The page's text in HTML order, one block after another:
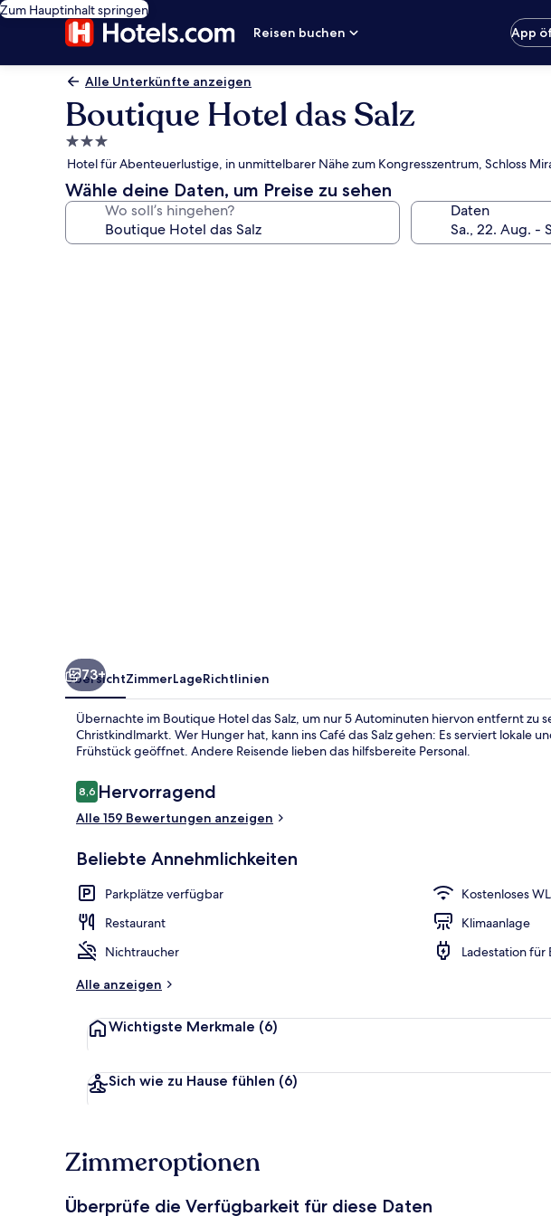
Zum Hauptinhalt springen
Reisen buchen
App
Alle Unterkünfte anzeigen
Boutique Hotel das Salz
3.0-
Sterne-
Unterkunft
Hotel für Abenteuerlustige, in unmittelbarer Nähe zum Kongresszentrum, Schloss
Wähle deine Daten, um Preise zu sehen
Wo soll’s hingehen? Daten
73+
ÜbersichtZimmerLageRichtlinien
Übernachte im Boutique Hotel das Salz, um nur 5 Autominuten hiervon entfernt zu
Christkindlmarkt. Wer Hunger hat, kann ins Café das Salz gehen: Es serviert lokale
Frühstück geöffnet. Andere Reisende lieben das hilfsbereite Personal.
Bewertungen
8,68,6 von 10.
Hervorragend
Alle 159 Bewertungen anzeigen
Beliebte Annehmlichkeiten
Parkplätze verfügbar
Kostenloses
Restaurant
Klimaanlage
Nichtraucher
Ladestation für
Alle anzeigen
Wichtigste Merkmale (6)
Sich wie zu Hause fühlen (6)
Zimmeroptionen
Überprüfe die Verfügbarkeit für diese Daten